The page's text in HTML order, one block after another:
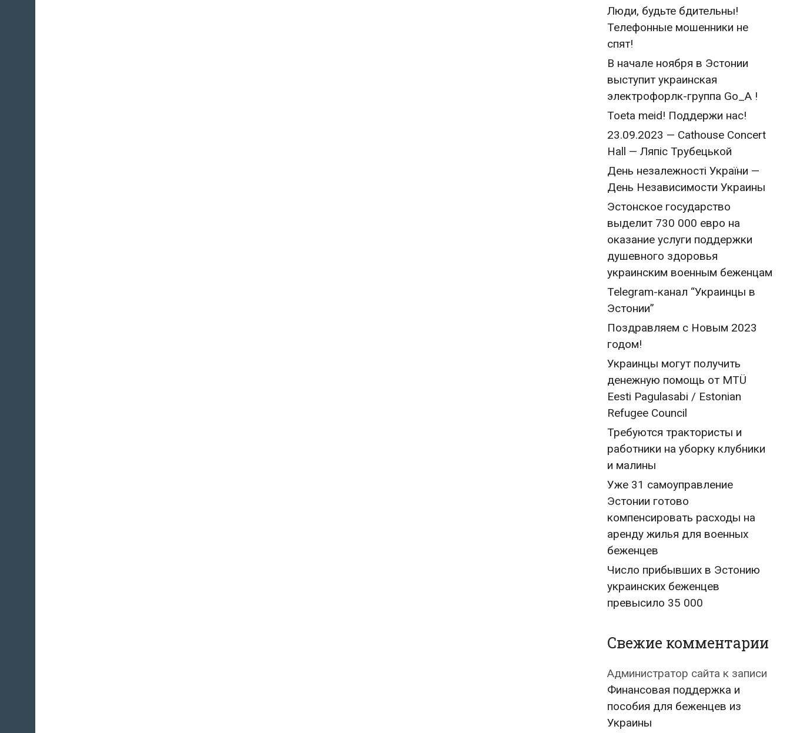
Люди, будьте бдительны!
Телефонные мошенники не
спят!
В начале ноября в Эстонии
выступит украинская
электрофорлк-группа Go_A !
Toeta meid! Поддержи нас!
23.09.2023 — Cathouse Concert
Hall — Ляпіс Трубецькой
День незалежності України —
День Независимости Украины
Эстонское государство
выделит 730 000 евро на
оказание услуги поддержки
душевного здоровья
украинским военным беженцам
Telegram-канал “Украинцы в
Эстонии”
Поздравляем с Новым 2023
годом!
Украинцы могут получить
денежную помощь от MTÜ
Eesti Pagulasabi / Estonian
Refugee Council
Требуются трактористы и
работники на уборку клубники
и малины
Уже 31 самоуправление
Эстонии готово
компенсировать расходы на
аренду жилья для военных
беженцев
Число прибывших в Эстонию
украинских беженцев
превысило 35 000
Свежие комментарии
Администратор сайта к записи
Финансовая поддержка и
пособия для беженцев из
Украины